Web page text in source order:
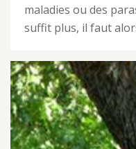
maladies ou des
suffit plus, il faut